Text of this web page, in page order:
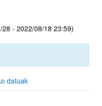
- 2022/08/18 23:59)
datuak